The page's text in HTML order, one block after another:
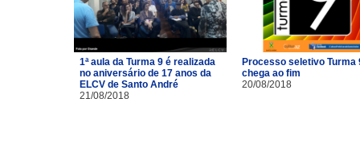
1ª aula da Turma 9 é realizada
no aniversário de 17 anos da
ELCV de Santo André
21/08/2018
Processo seletivo Turma
chega ao fim
20/08/2018